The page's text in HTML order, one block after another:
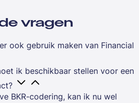
vragen
ook gebruik maken van Financial
ik beschikbaar stellen voor een
BKR-codering, kan ik nu wel